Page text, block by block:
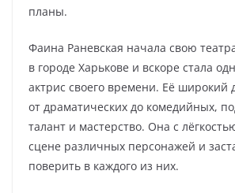
планы.
Фаина Раневская начала свою
в городе Харькове и вскоре стала
актрис своего времени. Её широкий
от драматических до комедийных,
талант и мастерство. Она с
сцене различных персонажей и
поверить в каждого из них.